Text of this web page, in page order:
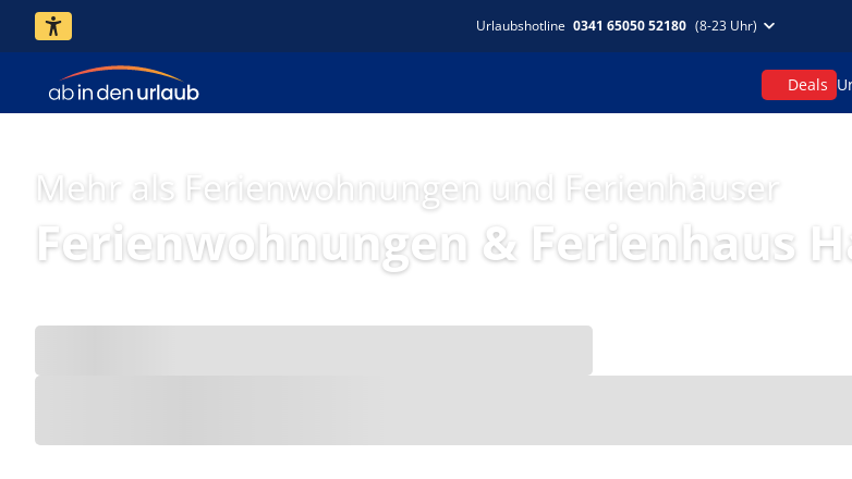
Urlaubshotline 0341 65050 52180 (8-23 Uhr)
Deals
Mehr als Ferienwohnungen und Ferienhäuser
Ferienwohnungen & Ferienhaus